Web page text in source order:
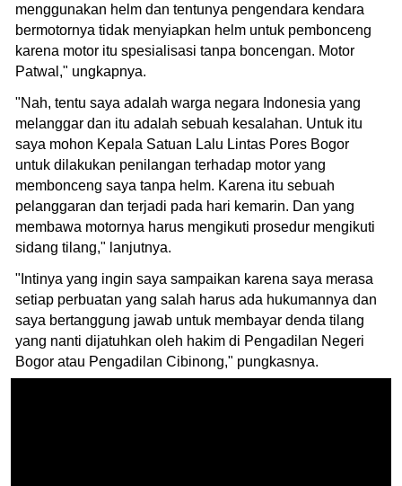
menggunakan helm dan tentunya pengendara kendara
bermotornya tidak menyiapkan helm untuk pembonceng
karena motor itu spesialisasi tanpa boncengan. Motor
Patwal," ungkapnya.
"Nah, tentu saya adalah warga negara Indonesia yang
melanggar dan itu adalah sebuah kesalahan. Untuk itu
saya mohon Kepala Satuan Lalu Lintas Pores Bogor
untuk dilakukan penilangan terhadap motor yang
membonceng saya tanpa helm. Karena itu sebuah
pelanggaran dan terjadi pada hari kemarin. Dan yang
membawa motornya harus mengikuti prosedur mengikuti
sidang tilang," lanjutnya.
"Intinya yang ingin saya sampaikan karena saya merasa
setiap perbuatan yang salah harus ada hukumannya dan
saya bertanggung jawab untuk membayar denda tilang
yang nanti dijatuhkan oleh hakim di Pengadilan Negeri
Bogor atau Pengadilan Cibinong," pungkasnya.